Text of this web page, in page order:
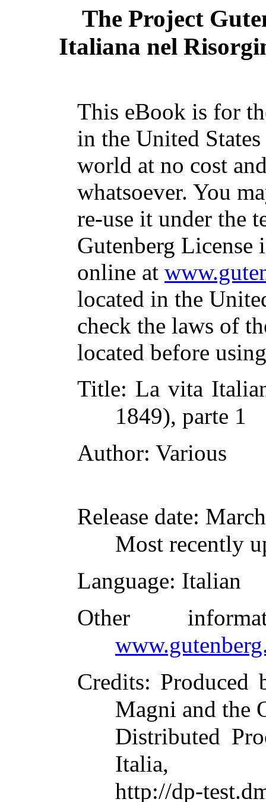
The Project
Italiana nel
This eBook is for
in the United
world at no cost
whatsoever. You
re-use it under the
Gutenberg
online at
located in the
check the laws of
located before
Title: La vita
1849), parte 1
Author: Various
Release date:
Most recently
Language: Italian
Other
Credits: Produced
Magni and the
Distributed
Italia,
http://dp-